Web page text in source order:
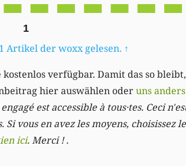
1
Artikel der woxx gelesen. ↑
verfügbar. Damit das so
hier auswählen oderuns anders
est accessible à tous·tes. Ceci
vous en avez les moyens, choisissez
ici. Merci ! .